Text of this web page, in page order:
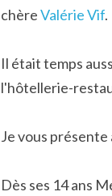
chère Valérie Vif.
Il était temps
l'hôtellerie-
Je vous
Dès ses 14 ans